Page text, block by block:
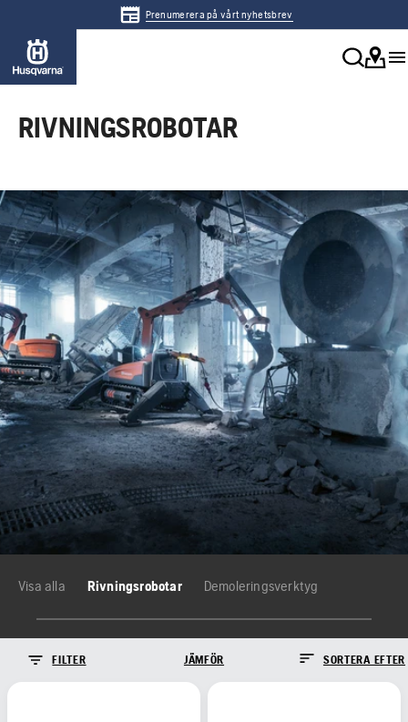
Prenumerera på vårt nyhetsbrev
RIVNINGSROBOTAR
Visa alla Rivningsrobotar Demoleringsverktyg
FILTER JÄMFÖR SORTERA EFTER